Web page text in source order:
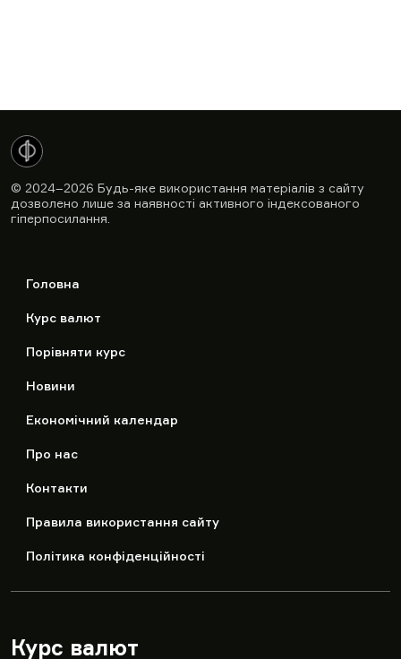
© 2024–2026 Будь-яке використання матеріалів з сайту
дозволено лише за наявності активного індексованого
гіперпосилання.
Головна
Курс валют
Порівняти курс
Новини
Економічний календар
Про нас
Контакти
Правила використання сайту
Політика конфіденційності
Курс валют